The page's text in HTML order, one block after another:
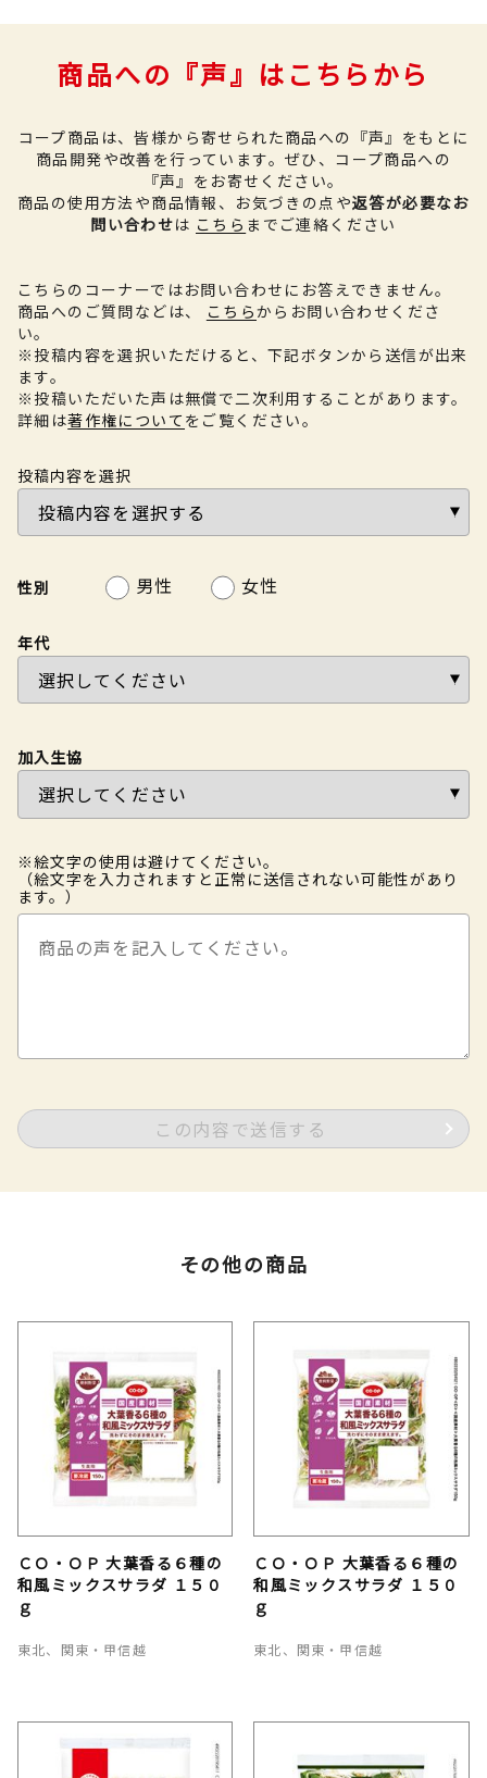
商品への『声』はこちらから
コープ商品は、皆様から寄せられた商品への『声』をもとに
商品開発や改善を行っています。 ぜひ、コープ商品への
『声』をお寄せください。
商品の使用方法や商品情報、お気づきの点や返答が必要なお
問い合わせは こちら までご連絡ください
こちらのコーナーではお問い合わせにお答えできません。
商品へのご質問などは、
こちらからお問い合わせくださ
い。
※投稿内容を選択いただけると、下記ボタンから送信が出来
ます。
※投稿いただいた声は無償で二次利用することがあります。
詳細は著作権について をご覧ください。
投稿内容を選択
性別 男性 女性
年代
加入生協
※絵文字の使用は避けてください。
（絵文字を入力されますと正常に送信されない可能性があり
ます。）
この内容で送信する
その他の商品
ＣＯ・ＯＰ 大葉香る６種の
和風ミックスサラダ １５０
ｇ
東北、関東・甲信越
ＣＯ・ＯＰ 大葉香る６種の
和風ミックスサラダ １５０
ｇ
東北、関東・甲信越